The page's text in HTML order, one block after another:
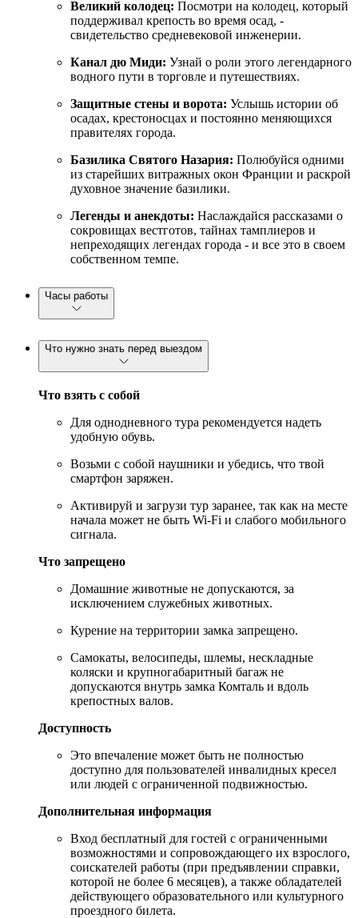
Великий колодец: Посмотри на колодец, который
поддерживал крепость во время осад, -
свидетельство средневековой инженерии.
Канал дю Миди: Узнай о роли этого легендарного
водного пути в торговле и путешествиях.
Защитные стены и ворота: Услышь истории об
осадах, крестоносцах и постоянно меняющихся
правителях города.
Базилика Святого Назария: Полюбуйся одними
из старейших витражных окон Франции и раскрой
духовное значение базилики.
Легенды и анекдоты: Наслаждайся рассказами о
сокровищах вестготов, тайнах тамплиеров и
непреходящих легендах города - и все это в своем
собственном темпе.
Часы работы
Что нужно знать перед выездом
Что взять с собой
Для однодневного тура рекомендуется надеть
удобную обувь.
Возьми с собой наушники и убедись, что твой
смартфон заряжен.
Активируй и загрузи тур заранее, так как на месте
начала может не быть Wi-Fi и слабого мобильного
сигнала.
Что запрещено
Домашние животные не допускаются, за
исключением служебных животных.
Курение на территории замка запрещено.
Самокаты, велосипеды, шлемы, нескладные
коляски и крупногабаритный багаж не
допускаются внутрь замка Комталь и вдоль
крепостных валов.
Доступность
Это впечаление может быть не полностью
доступно для пользователей инвалидных кресел
или людей с ограниченной подвижностью.
Дополнительная информация
Вход бесплатный для гостей с ограниченными
возможностями и сопровождающего их взрослого,
соискателей работы (при предъявлении справки,
которой не более 6 месяцев), а также обладателей
действующего образовательного или культурного
проездного билета.